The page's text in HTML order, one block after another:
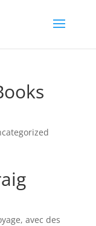
avec des